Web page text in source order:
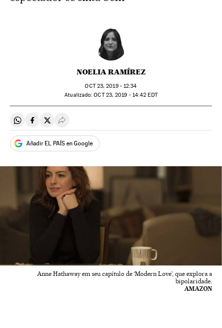
NOELIA RAMÍREZ
OCT23, 2019 - 12:34
atualizado: OCT23, 2019 - 14:42 EDT
Compartir en Whatsapp
Compartir en Facebook
Compartir en Twitter
Desplegar Redes Sociales
Añadir EL PAÍS en Google
Anne Hathaway em seu capítulo de ‘Modern Love’, que explora a
bipolaridade.
AMAZON